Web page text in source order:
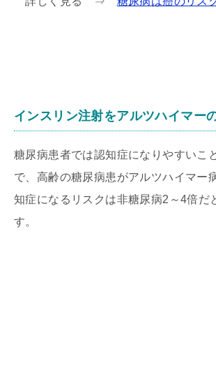
インスリン注射をアルツハイマー
糖尿病患者では認知症になりやすいこ
で、高齢の糖尿病患がアルツハイマー
知症になるリスクは非糖尿病2～4倍だ
す。